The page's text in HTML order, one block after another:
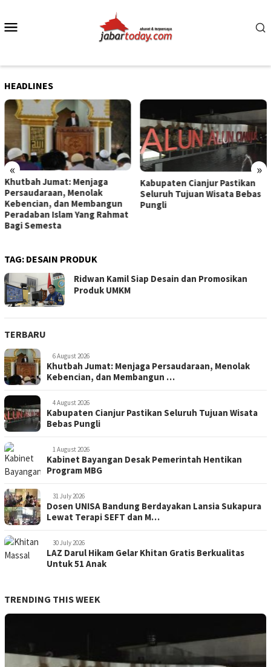
content
HEADLINES
« »
Khutbah Jumat: Menjaga
Persaudaraan, Menolak
Kebencian, dan Membangun
Peradaban Islam Yang Rahmat
Bagi Semesta
Kabupaten Cianjur Pastikan
Seluruh Tujuan Wisata Bebas
Pungli
TAG: DESAIN PRODUK
Ridwan Kamil Siap Desain dan Promosikan
Produk UMKM
TERBARU
6 August 2026
Khutbah Jumat: Menjaga Persaudaraan, Menolak
Kebencian, dan Membangun …
4 August 2026
Kabupaten Cianjur Pastikan Seluruh Tujuan Wisata
Bebas Pungli
1 August 2026
Kabinet Bayangan Desak Pemerintah Hentikan
Program MBG
31 July 2026
Dosen UNISA Bandung Berdayakan Lansia Sukapura
Lewat Terapi SEFT dan M…
30 July 2026
LAZ Darul Hikam Gelar Khitan Gratis Berkualitas
Untuk 51 Anak
TRENDING THIS WEEK